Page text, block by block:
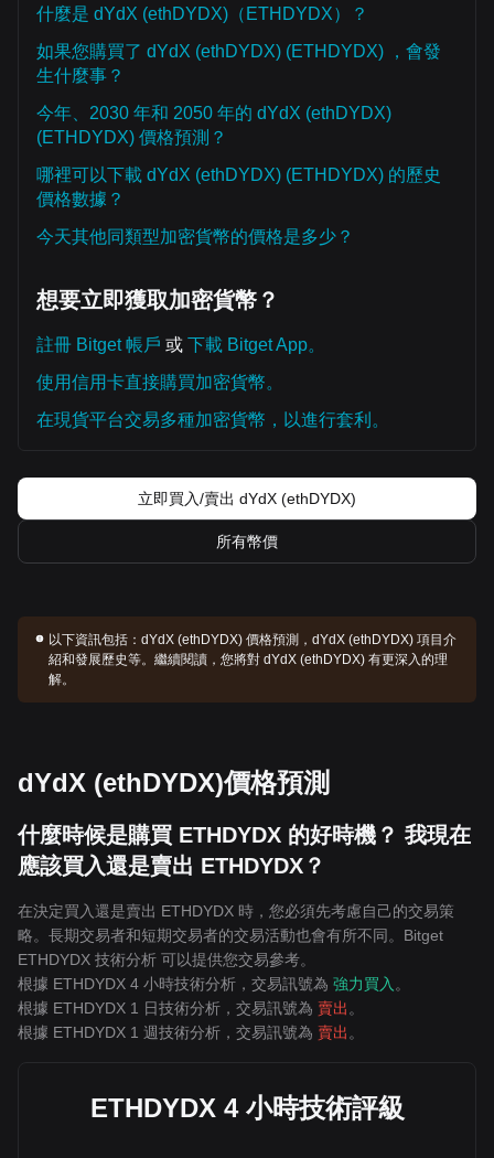
什麼是 dYdX (ethDYDX)（ETHDYDX）？
如果您購買了 dYdX (ethDYDX) (ETHDYDX) ，會發
生什麼事？
今年、2030 年和 2050 年的 dYdX (ethDYDX)
(ETHDYDX) 價格預測？
哪裡可以下載 dYdX (ethDYDX) (ETHDYDX) 的歷史
價格數據？
今天其他同類型加密貨幣的價格是多少？
想要立即獲取加密貨幣？
註冊 Bitget 帳戶 或 下載 Bitget App。
使用信用卡直接購買加密貨幣。
在現貨平台交易多種加密貨幣，以進行套利。
立即買入/賣出 dYdX (ethDYDX)
所有幣價
以下資訊包括： dYdX (ethDYDX) 價格預測，dYdX (ethDYDX) 項目介
紹和發展歷史等。繼續閱讀，您將對 dYdX (ethDYDX) 有更深入的理
解。
dYdX (ethDYDX)價格預測
什麼時候是購買 ETHDYDX 的好時機？ 我現在
應該買入還是賣出 ETHDYDX？
在決定買入還是賣出 ETHDYDX 時，您必須先考慮自己的交易策
略。長期交易者和短期交易者的交易活動也會有所不同。Bitget
ETHDYDX 技術分析 可以提供您交易參考。
根據 ETHDYDX 4 小時技術分析，交易訊號為 強力買入 。
根據 ETHDYDX 1 日技術分析，交易訊號為 賣出 。
根據 ETHDYDX 1 週技術分析，交易訊號為 賣出 。
ETHDYDX 4 小時技術評級